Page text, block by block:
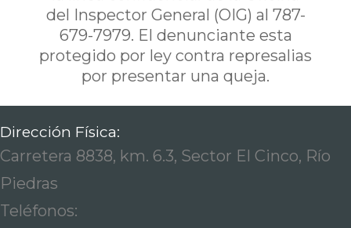
del Inspector General (OIG) al 787-
679-7979. El denunciante esta
protegido por ley contra represalias
por presentar una queja.
Dirección Física:
Carretera 8838, km. 6.3, Sector El Cinco, Río
Piedras
Teléfonos: